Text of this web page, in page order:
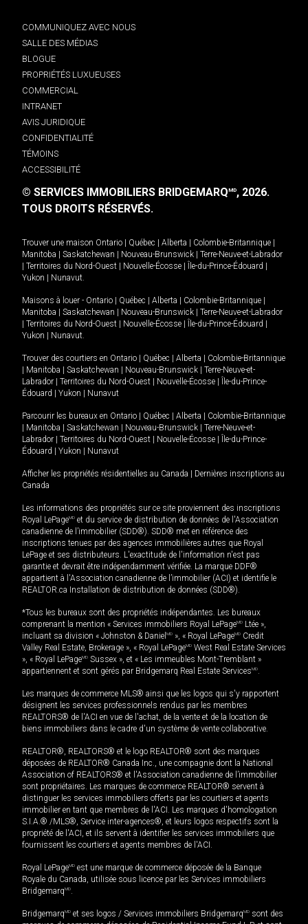
COMMUNIQUEZ AVEC NOUS
SALLE DES MÉDIAS
BLOGUE
PROPRIÉTÉS LUXUEUSES
COMMERCIAL
INTRANET
AVIS JURIDIQUE
CONFIDENTIALITÉ
TÉMOINS
ACCESSIBILITÉ
© SERVICES IMMOBILIERS BRIDGEMARQMD, 2026.
TOUS DROITS RÉSERVÉS.
Trouver une maison Ontario Québec Alberta Colombie-Britannique
Manitoba
Saskatchewan Nouveau-Brunswick
Terre-Neuve-et-Labrador
Territoires du Nord-Ouest Nouvelle-Écosse Île-du-Prince-Édouard
Yukon
Nunavut.
Maisons à louer - Ontario Québec Alberta Colombie-Britannique
Manitoba
Saskatchewan Nouveau-Brunswick
Terre-Neuve-et-Labrador
Territoires du Nord-Ouest Nouvelle-Écosse Île-du-Prince-Édouard
Yukon
Nunavut.
Trouver des courtiers en Ontario Québec Alberta
Colombie-Britannique
Manitoba Saskatchewan Nouveau-Brunswick
Terre-Neuve-et-
Labrador
Territoires du Nord-Ouest Nouvelle-Écosse
Île-du-Prince-
Édouard
Yukon Nunavut
Parcourir les bureaux en Ontario Québec Alberta
Colombie-Britannique
Manitoba Saskatchewan Nouveau-Brunswick
Terre-Neuve-et-
Labrador
Territoires du Nord-Ouest Nouvelle-Écosse
Île-du-Prince-
Édouard
Yukon Nunavut
Afficher les propriétés résidentielles au Canada
Dernières inscriptions au
Canada
Les informations des propriétés sur ce site proviennent des inscriptions
Royal LePageMD et du service de distribution de données de l'Association
canadienne de l’immobilier (SDD®). SDD® met en référence des
inscriptions tenues par des agences immobilières autres que Royal
LePage et ses distributeurs. L'exactitude de l'information n'est pas
garantie et devrait être indépendamment vérifiée. La marque DDF®
appartient à l'Association canadienne de l’immobilier (ACI) et identifie le
REALTOR.ca Installation de distribution de données (SDD®).
*Tous les bureaux sont des propriétés indépendantes. Les bureaux
comprenant la mention « Services immobiliers Royal LePageMD Ltée »,
incluant sa division « Johnston & Daniel MD », « Royal LePageMD Credit
Valley Real Estate, Brokerage », « Royal LePageMD West Real Estate Services
», « Royal LePageMD Sussex », et « Les immeubles Mont-Tremblant »
appartiennent et sont gérés par Bridgemarq Real Estate ServicesMD.
Les marques de commerce MLS® ainsi que les logos qui s'y rapportent
désignent les services professionnels rendus par les membres
REALTORS® de l'ACI en vue de l'achat, de la vente et de la location de
biens immobiliers dans le cadre d'un système de vente collaborative.
REALTOR®, REALTORS® et le logo REALTOR® sont des marques
déposées de REALTOR® Canada Inc., une compagnie dont la National
Association of REALTORS® et l'Association canadienne de l’immobilier
sont propriétaires. Les marques de commerce REALTOR® servent à
distinguer les services immobiliers offerts par les courtiers et agents
immobilier en tant que membres de l'ACI. Les marques d'homologation
S.I.A.® /MLS®, Service inter-agences®, et leurs logos respectifs sont la
propriété de l'ACI, et ils servent à identifier les services immobiliers que
fournissent les courtiers et agents membres de l'ACI.
Royal LePageMD est une marque de commerce déposée de la Banque
Royale du Canada, utilisée sous licence par les Services immobiliers
BridgemarqMD.
BridgemarqMD et ses logos / Services immobiliers BridgemarqMD sont des